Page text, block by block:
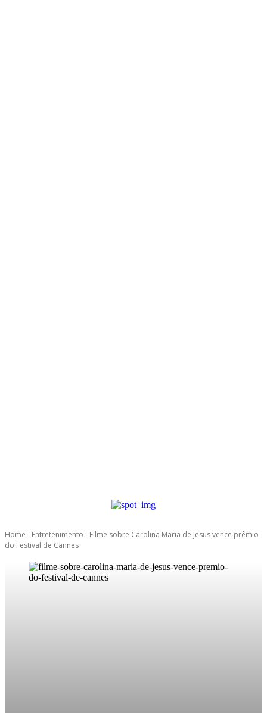
Home Entretenimento
Filme sobre Carolina Maria de Jesus vence prêmio
do Festival de Cannes